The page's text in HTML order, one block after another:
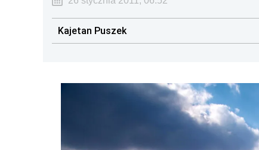
Kajetan Puszek